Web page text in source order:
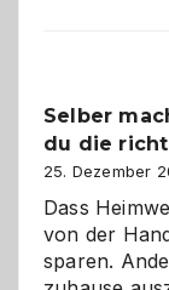
und
Selber
du die
25. Dezember
Dass
von der
sparen.